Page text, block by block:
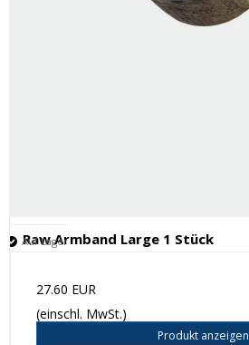
Raw Armband Large 1 Stück
Auf Lager
27.60 EUR
(einschl. MwSt.)
Produkt anzeigen